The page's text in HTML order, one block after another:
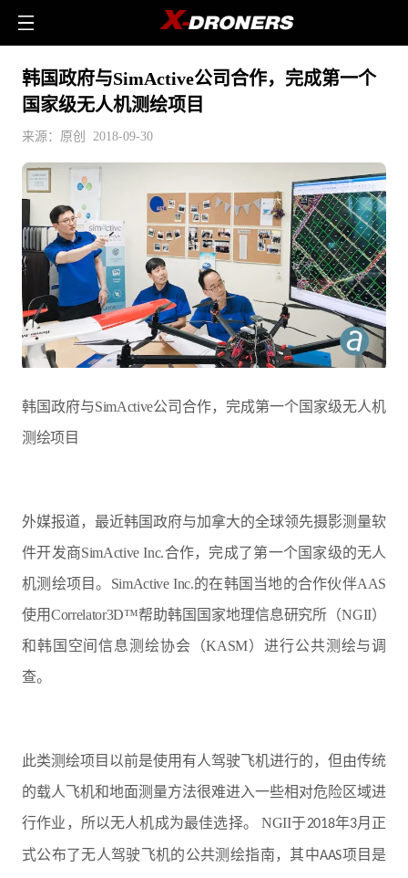
韩国政府与SimActive公司合作，完成第一个
国家级无人机测绘项目
来源：原创 2018-09-30
韩国政府与SimActive公司合作，完成第一个国家级无人机
测绘项目
外媒报道，最近韩国政府与加拿大的全球领先摄影测量软
件开发商SimActive Inc.合作，完成了第一个国家级的无人
机测绘项目。SimActive Inc.的在韩国当地的合作伙伴AAS
使用Correlator3D™帮助韩国国家地理信息研究所（NGII）
和韩国空间信息测绘协会（KASM）进行公共测绘与调
查。
此类测绘项目以前是使用有人驾驶飞机进行的，但由传统
的载人飞机和地面测量方法很难进入一些相对危险区域进
行作业，所以无人机成为最佳选择。 NGII于2018年3月正
式公布了无人驾驶飞机的公共测绘指南，其中AAS项目是